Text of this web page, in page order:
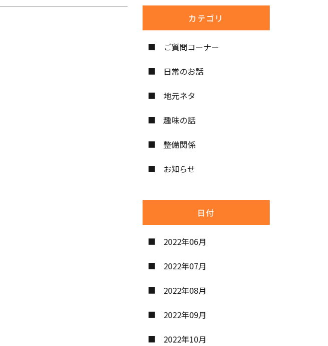
カテゴリ
ご質問コーナー
日常のお話
地元ネタ
趣味の話
整備関係
お知らせ
日付
2022年06月
2022年07月
2022年08月
2022年09月
2022年10月